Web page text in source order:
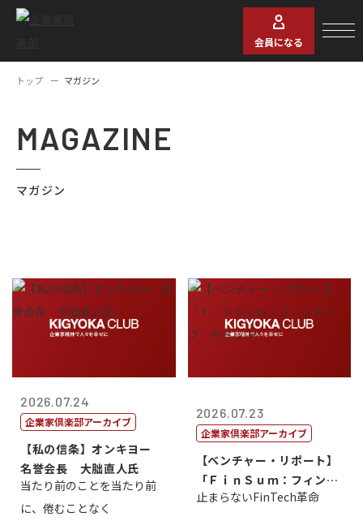
会員になる
トップ マガジン
MAGAZINE
マガジン
2026.07.24
企業家倶楽部アーカイブ
【私の信条】オンキヨー
名誉会長 大朏直人氏
当たり前のことを当たり前
に、倦むことなく
2026.07.23
企業家倶楽部アーカイブ
【ベンチャー・リポート】
「ＦｉｎＳｕｍ：フィンテ
ック・サミッ...
止まらないFinTech革命